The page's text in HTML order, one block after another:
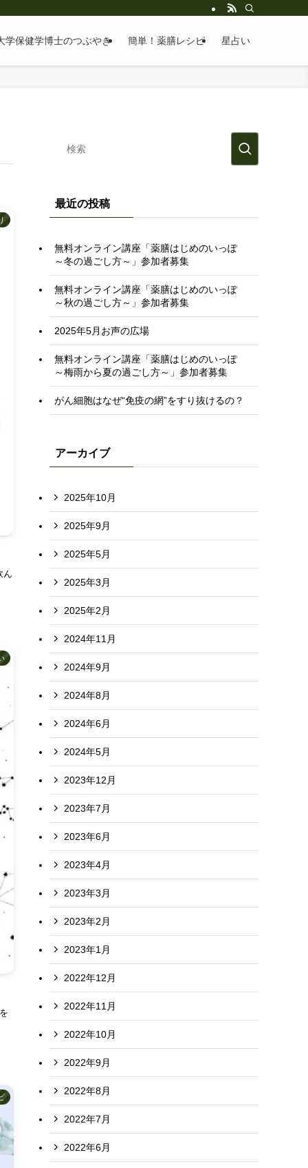
学保健学博士のつぶやき 簡単！薬膳レシピ 星占い
ん
最近の投稿
無料オンライン講座「薬膳はじめのいっぽ
～冬の過ごし方～」参加者募集
無料オンライン講座「薬膳はじめのいっぽ
～秋の過ごし方～」参加者募集
2025年5月お声の広場
無料オンライン講座「薬膳はじめのいっぽ
～梅雨から夏の過ごし方～」参加者募集
がん細胞はなぜ“免疫の網”をすり抜けるの？
アーカイブ
2025年10月
2025年9月
2025年5月
2025年3月
2025年2月
2024年11月
2024年9月
2024年8月
2024年6月
2024年5月
2023年12月
2023年7月
2023年6月
2023年4月
2023年3月
2023年2月
2023年1月
2022年12月
2022年11月
2022年10月
2022年9月
2022年8月
2022年7月
2022年6月